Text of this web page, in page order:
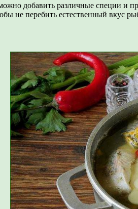
добавить различные специи и
не перебить естественный вкус